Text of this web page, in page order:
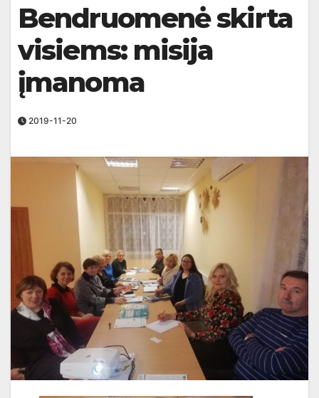
Bendruomenė skirta
visiems: misija
įmanoma
2019-11-20